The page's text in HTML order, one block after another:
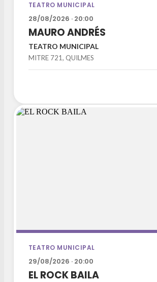
TEATRO MUNICIPAL
28/08/2026 · 20:00
MAURO ANDRÉS
TEATRO MUNICIPAL
MITRE 721, QUILMES
TEATRO MUNICIPAL
29/08/2026 · 20:00
EL ROCK BAILA